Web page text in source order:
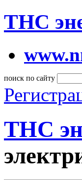
ТНС
поиск по сайту
ТНС